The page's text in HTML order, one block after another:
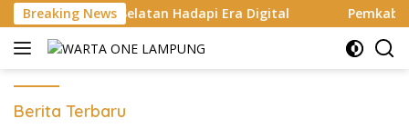
Langsung
ke
konten
Breaking News
Selatan Hadapi Era Digital Pemkab Lampung
WARTA
Berita Terbaru